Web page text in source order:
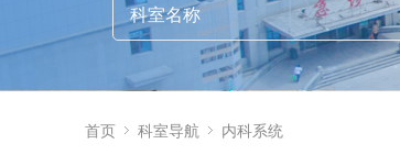
首页 科室导航 内科系统